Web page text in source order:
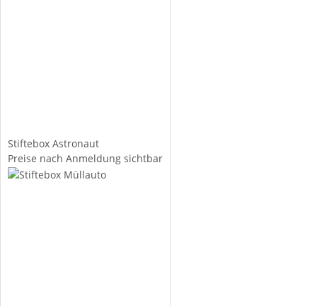
Stiftebox Astronaut
Preise nach Anmeldung sichtbar